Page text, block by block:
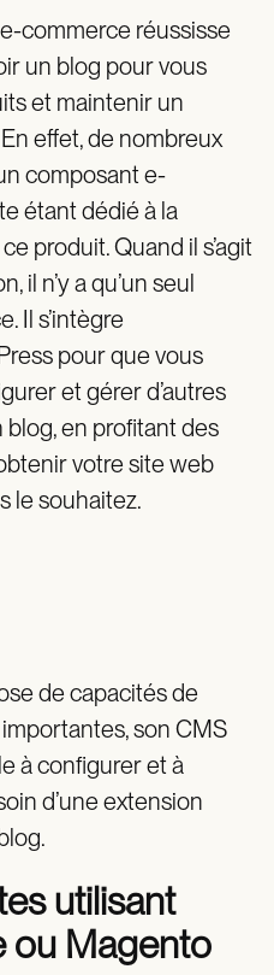
commerce réussisse
un blog pour vous
et maintenir un
effet, de nombreux
composant e-
étant dédié à la
produit. Quand il s’agit
il n’y a qu’un seul
Il s’intègre
pour que vous
et gérer d’autres
en profitant des
votre site web
le souhaitez.
de capacités de
son CMS
à configurer et à
d’une extension
utilisant
ou Magento